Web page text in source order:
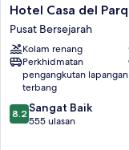
Hotel
Casa
del
Parque
Pusat
Bersejarah
Hotel Casa del
Pusat Bersejarah
Kolam renang
Perkhidmatan
pengangkutan lapangan
terbang
8.2
daripada
8.2 Sangat Baik
555 ulasan